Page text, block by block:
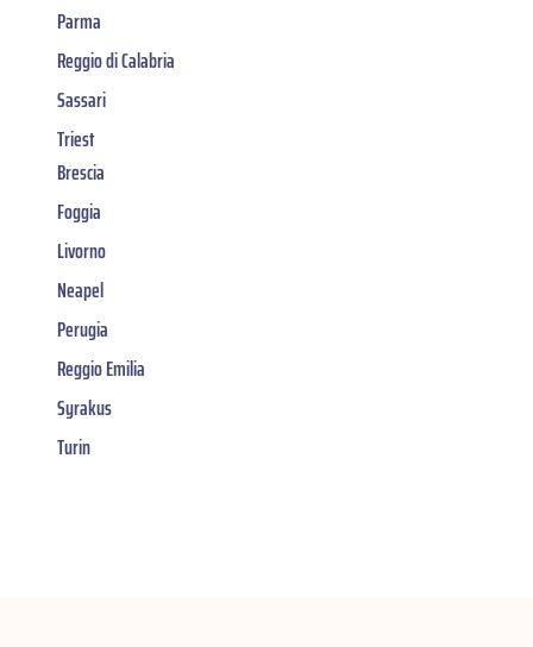
Parma
Reggio di Calabria
Sassari
Triest
Brescia
Foggia
Livorno
Neapel
Perugia
Reggio Emilia
Syrakus
Turin